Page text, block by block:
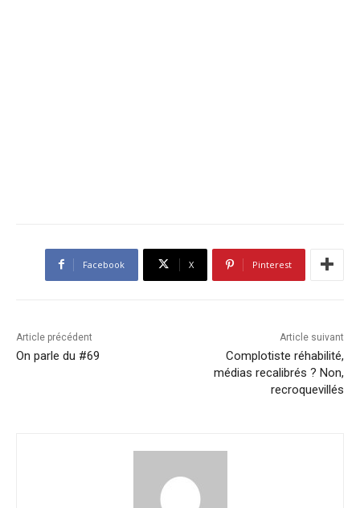
Facebook X Pinterest
Article précédent
On parle du #69
Article suivant
Complotiste réhabilité,
médias recalibrés ? Non,
recroquevillés